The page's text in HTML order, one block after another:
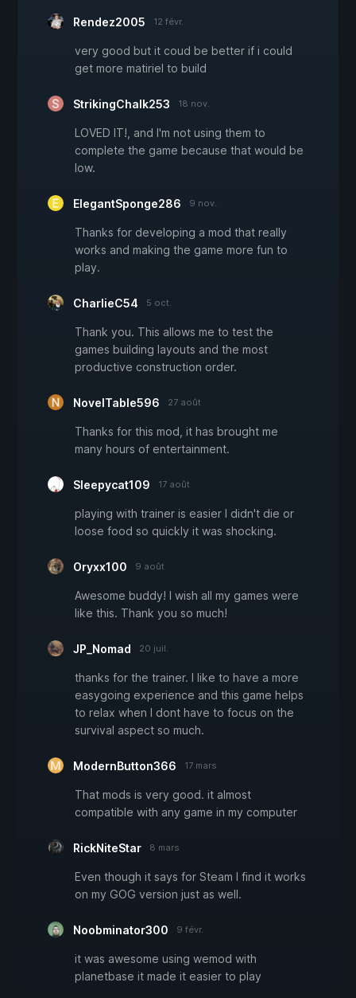
Rendez2005 12 févr.
very good but it coud be better if i could
get more matiriel to build
StrikingChalk253 18 nov.
LOVED IT!, and I'm not using them to
complete the game because that would be
low.
ElegantSponge286 9 nov.
Thanks for developing a mod that really
works and making the game more fun to
play.
CharlieC54 5 oct.
Thank you. This allows me to test the
games building layouts and the most
productive construction order.
NovelTable596 27 août
Thanks for this mod, it has brought me
many hours of entertainment.
Sleepycat109 17 août
playing with trainer is easier I didn't die or
loose food so quickly it was shocking.
Oryxx100 9 août
Awesome buddy! I wish all my games were
like this. Thank you so much!
JP_Nomad 20 juil.
thanks for the trainer. I like to have a more
easygoing experience and this game helps
to relax when I dont have to focus on the
survival aspect so much.
ModernButton366 17 mars
That mods is very good. it almost
compatible with any game in my computer
RickNiteStar 8 mars
Even though it says for Steam I find it works
on my GOG version just as well.
Noobminator300 9 févr.
it was awesome using wemod with
planetbase it made it easier to play